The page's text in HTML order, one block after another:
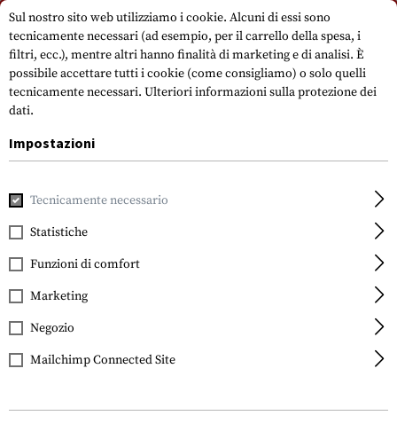
Si prega di notare che i tempi di consegna possono variare a causa di un
giorno festivo su 15.08.2026.
Casa Indumenti Guanti The Original M-
Mechanix Wear
The Original M-Pact
Sul nostro sito web utilizziamo i cookie. Alcuni di essi sono
tecnicamente necessari (ad esempio, per il carrello della spesa, i
filtri, ecc.), mentre altri hanno finalità di marketing e di analisi. È
possibile accettare tutti i cookie (come consigliamo) o solo quelli
tecnicamente necessari. Ulteriori informazioni sulla protezione dei
dati.
Impostazioni
Tecnicamente necessario
Statistiche
Funzioni di comfort
Marketing
Negozio
Mailchimp Connected Site